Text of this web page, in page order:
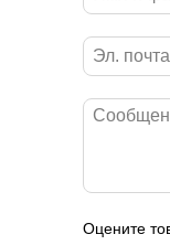
Оцените